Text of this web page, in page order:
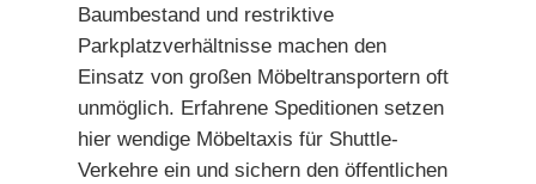
Baumbestand und restriktive
Parkplatzverhältnisse machen den
Einsatz von großen Möbeltransportern oft
unmöglich. Erfahrene Speditionen setzen
hier wendige Möbeltaxis für Shuttle-
Verkehre ein und sichern den öffentlichen